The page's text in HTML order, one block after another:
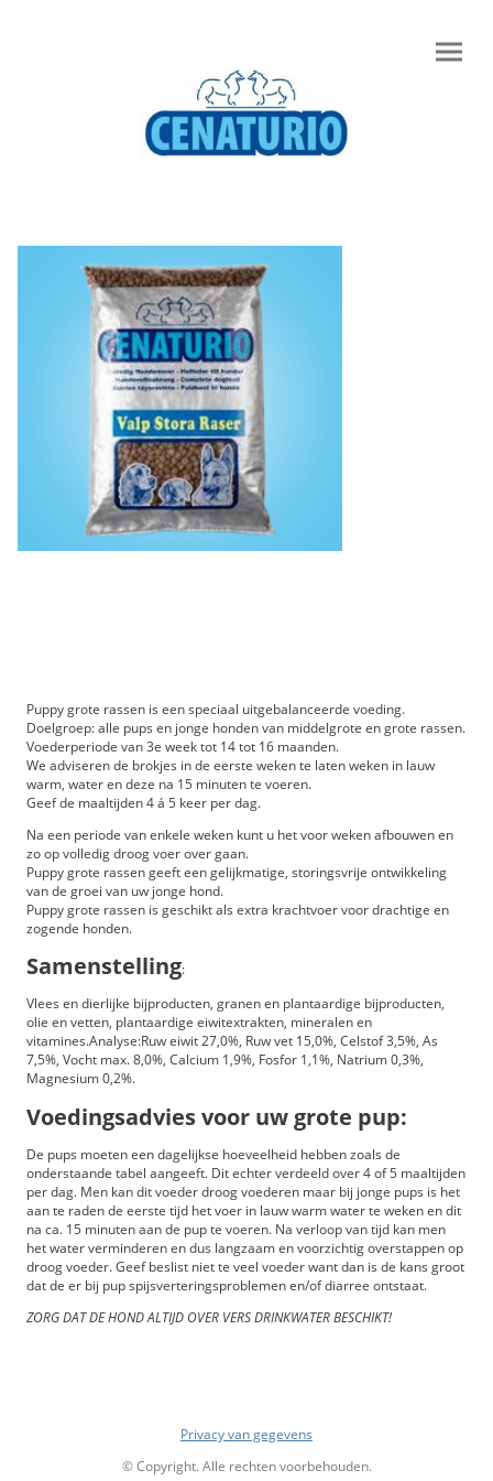
Puppy grote rassen is een speciaal uitgebalanceerde voeding.
Doelgroep: alle pups en jonge honden van middelgrote en grote rassen.
Voederperiode van 3e week tot 14 tot 16 maanden.
We adviseren de brokjes in de eerste weken te laten weken in lauw
warm, water en deze na 15 minuten te voeren.
Geef de maaltijden 4 á 5 keer per dag.
Na een periode van enkele weken kunt u het voor weken afbouwen en
zo op volledig droog voer over gaan.
Puppy grote rassen geeft een gelijkmatige, storingsvrije ontwikkeling
van de groei van uw jonge hond.
Puppy grote rassen is geschikt als extra krachtvoer voor drachtige en
zogende honden.
Samenstelling:
Vlees en dierlijke bijproducten, granen en plantaardige bijproducten,
olie en vetten, plantaardige eiwitextrakten, mineralen en
vitamines.Analyse:Ruw eiwit 27,0%, Ruw vet 15,0%, Celstof 3,5%, As
7,5%, Vocht max. 8,0%, Calcium 1,9%, Fosfor 1,1%, Natrium 0,3%,
Magnesium 0,2%.
Voedingsadvies voor uw grote pup:
De pups moeten een dagelijkse hoeveelheid hebben zoals de
onderstaande tabel aangeeft. Dit echter verdeeld over 4 of 5 maaltijden
per dag. Men kan dit voeder droog voederen maar bij jonge pups is het
aan te raden de eerste tijd het voer in lauw warm water te weken en dit
na ca. 15 minuten aan de pup te voeren. Na verloop van tijd kan men
het water verminderen en dus langzaam en voorzichtig overstappen op
droog voeder. Geef beslist niet te veel voeder want dan is de kans groot
dat de er bij pup spijsverteringsproblemen en/of diarree ontstaat.
ZORG DAT DE HOND ALTIJD OVER VERS DRINKWATER BESCHIKT!
Privacy van gegevens
© Copyright. Alle rechten voorbehouden.